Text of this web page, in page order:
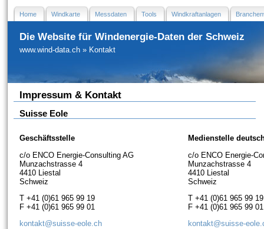
Home Windkarte Messdaten Tools Windkraftanlagen
Die Website für Windenergie-Daten der Schweiz
www.wind-data.ch » Kontakt
Impressum & Kontakt
Suisse Eole
Geschäftsstelle
c/o ENCO Energie-Consulting AG
Munzachstrasse 4
4410 Liestal
Schweiz
T +41 (0)61 965 99 19
F +41 (0)61 965 99 01
kontakt@suisse-eole.ch
Medienstelle
c/o ENCO Energie-
Munzachstrasse 4
4410 Liestal
Schweiz
T +41 (0)61 965 99 19
F +41 (0)61 965 99 01
kontakt@suisse-